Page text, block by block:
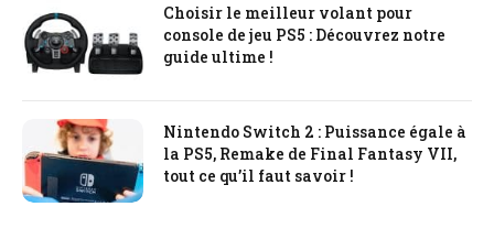
Choisir le meilleur volant pour
console de jeu PS5 : Découvrez notre
guide ultime !
Nintendo Switch 2 : Puissance égale à
la PS5, Remake de Final Fantasy VII,
tout ce qu’il faut savoir !